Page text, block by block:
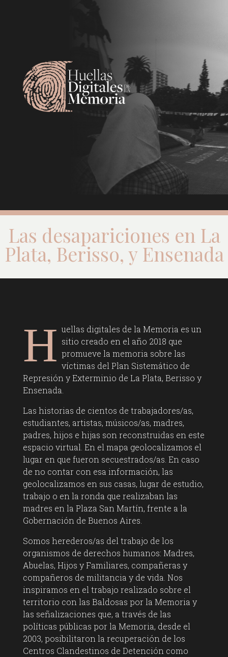
Las desapariciones en La
Plata, Berisso, y Ensenada
H uellas digitales de la Memoria es un
sitio creado en el año 2018 que
promueve la memoria sobre las
víctimas del Plan Sistemático de
Represión y Exterminio de La Plata, Berisso y
Ensenada.
Las historias de cientos de trabajadores/as,
estudiantes, artistas, músicos/as, madres,
padres, hijos e hijas son reconstruidas en este
espacio virtual. En el mapa geolocalizamos el
lugar en que fueron secuestrados/as. En caso
de no contar con esa información, las
geolocalizamos en sus casas, lugar de estudio,
trabajo o en la ronda que realizaban las
madres en la Plaza San Martín, frente a la
Gobernación de Buenos Aires.
Somos herederos/as del trabajo de los
organismos de derechos humanos: Madres,
Abuelas, Hijos y Familiares, compañeras y
compañeros de militancia y de vida. Nos
inspiramos en el trabajo realizado sobre el
territorio con las Baldosas por la Memoria y
las señalizaciones que, a través de las
políticas públicas por la Memoria, desde el
2003, posibilitaron la recuperación de los
Centros Clandestinos de Detención como